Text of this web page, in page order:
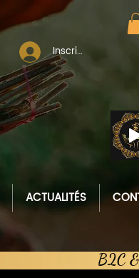
Inscription /
ACTUALITÉS
B2C